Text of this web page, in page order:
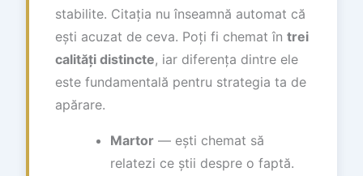
stabilite. Citația nu înseamnă automat că
ești acuzat de ceva. Poți fi chemat în trei
calități distincte, iar diferența dintre ele
este fundamentală pentru strategia ta de
apărare.
Martor — ești chemat să
relatezi ce știi despre o faptă.